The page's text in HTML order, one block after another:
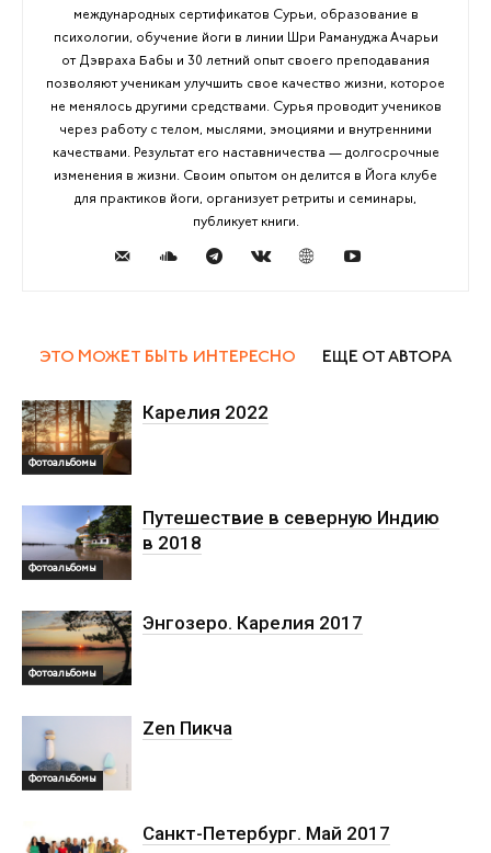
международных сертификатов Сурьи, образование в
психологии, обучение йоги в линии Шри Рамануджа Ачарьи
от Дэвраха Бабы и 30 летний опыт своего преподавания
позволяют ученикам улучшить свое качество жизни, которое
не менялось другими средствами. Сурья проводит учеников
через работу с телом, мыслями, эмоциями и внутренними
качествами. Результат его наставничества — долгосрочные
изменения в жизни. Своим опытом он делится в Йога клубе
для практиков йоги, организует ретриты и семинары,
публикует книги.
ЭТО МОЖЕТ БЫТЬ ИНТЕРЕСНО ЕЩЕ ОТ АВТОРА
Фотоальбомы
Карелия 2022
Фотоальбомы
Путешествие в северную Индию
в 2018
Фотоальбомы
Энгозеро. Карелия 2017
Фотоальбомы
Zen Пикча
Санкт-Петербург. Май 2017